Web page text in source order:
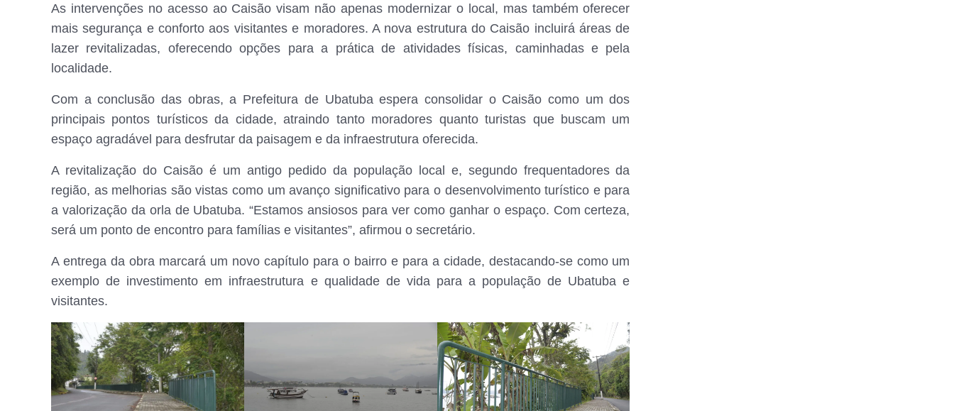
As intervenções no acesso ao Caisão visam não apenas modernizar o local, mas também oferecer
mais segurança e conforto aos visitantes e moradores. A nova estrutura do Caisão incluirá áreas de
lazer revitalizadas, oferecendo opções para a prática de atividades físicas, caminhadas e pela
localidade.
Com a conclusão das obras, a Prefeitura de Ubatuba espera consolidar o Caisão como um dos
principais pontos turísticos da cidade, atraindo tanto moradores quanto turistas que buscam um
espaço agradável para desfrutar da paisagem e da infraestrutura oferecida.
A revitalização do Caisão é um antigo pedido da população local e, segundo frequentadores da
região, as melhorias são vistas como um avanço significativo para o desenvolvimento turístico e para
a valorização da orla de Ubatuba. “Estamos ansiosos para ver como ganhar o espaço. Com certeza,
será um ponto de encontro para famílias e visitantes”, afirmou o secretário.
A entrega da obra marcará um novo capítulo para o bairro e para a cidade, destacando-se como um
exemplo de investimento em infraestrutura e qualidade de vida para a população de Ubatuba e
visitantes.